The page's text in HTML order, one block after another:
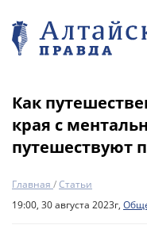
Как
края с
путешествуют
Главная /Статьи
19:00, 30 августа 2023г,